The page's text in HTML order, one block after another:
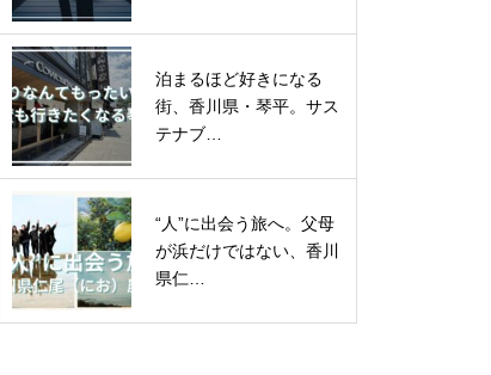
泊まるほど好きになる
街、香川県・琴平。サス
テナブ…
“人”に出会う旅へ。父母
が浜だけではない、香川
県仁…